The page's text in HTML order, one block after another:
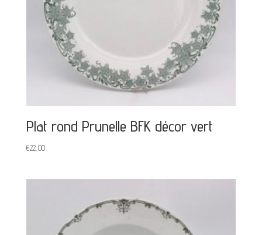
Plat rond Prunelle BFK décor vert
€22,00